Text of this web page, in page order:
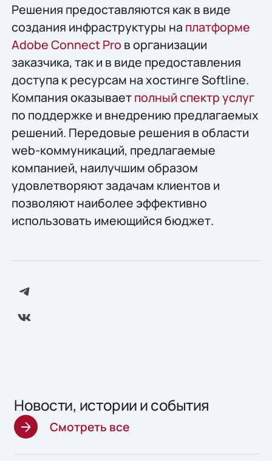
Решения предоставляются как в виде
создания инфраструктуры на платформе
Adobe Connect Pro в организации
заказчика, так и в виде предоставления
доступа к ресурсам на хостинге Softline.
Компания оказываетполный спектр услуг
по поддержке и внедрению предлагаемых
решений. Передовые решения в области
web-коммуникаций, предлагаемые
компанией, наилучшим образом
удовлетворяют задачам клиентов и
позволяют наиболее эффективно
использовать имеющийся бюджет.
Новости, истории и события
Смотреть все